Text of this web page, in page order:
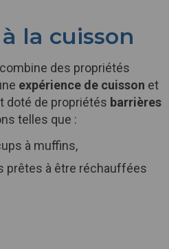
la cuisson
des propriétés
expérience de cuisson et
doté de propriétés barrières
telles que :
à muffins,
prêtes à être réchauffées